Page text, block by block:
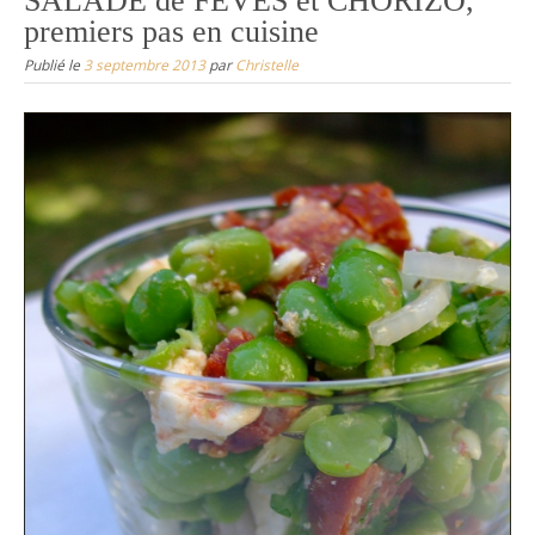
premiers pas en cuisine
Publié le 3 septembre 2013parChristelle